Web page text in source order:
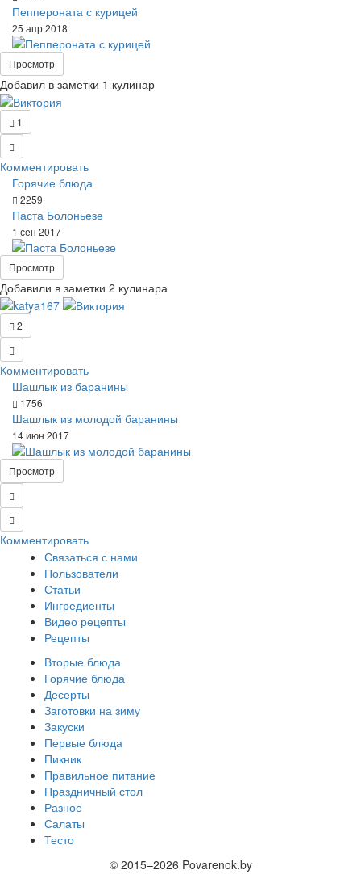
Пеппероната с курицей
25 апр 2018
Просмотр
Добавил в заметки 1 кулинар
1
Комментировать
Горячие блюда
2259
Паста Болоньезе
1 сен 2017
Просмотр
Добавили в заметки 2 кулинара
2
Комментировать
Шашлык из баранины
1756
Шашлык из молодой баранины
14 июн 2017
Просмотр
Комментировать
Связаться с нами
Пользователи
Статьи
Ингредиенты
Видео рецепты
Рецепты
Вторые блюда
Горячие блюда
Десерты
Заготовки на зиму
Закуски
Первые блюда
Пикник
Правильное питание
Праздничный стол
Разное
Салаты
Тесто
© 2015–2026 Povarenok.by